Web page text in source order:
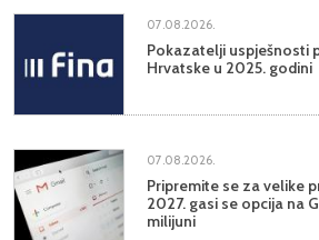
07.08.2026.
Pokazatelji uspješnosti
Hrvatske u 2025. godini
07.08.2026.
Pripremite se za velike
2027. gasi se opcija na
milijuni